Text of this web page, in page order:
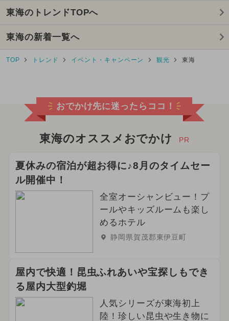
2025年8月のイベント
2024年11月のイベント
2025年9月のイベント
2025年2月のイベント
2025年4月のイベント
2026年3月のイベント
2024年3月のイベント
2025年1月のイベント
2026年2月のイベント
2024年8月のイベント
2026年5月のイベント
東海のトレンドTOPへ
東海の新着一覧へ
TOP トレンド イベント・キャンペーン 観光 東海
おでかけ先に迷ったらココ！
東海のオススメおでかけ PR
夏休みの宿泊が超お得に♪8月のタイムセー
ル開催中！
全室オーシャンビュー！プ
ールやキッズルームも楽し
めるホテル
静岡県賀茂郡東伊豆町
屋内で快適！昆虫ふれあいや宝探しもでき
る屋内大型釣堀
人気シリーズが東海初上
陸！珍しい昆虫や生き物に